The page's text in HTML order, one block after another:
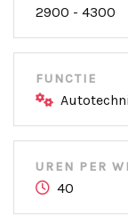
2900 - 4300
FUNCTIE
UREN PER
40